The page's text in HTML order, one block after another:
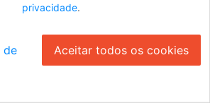
privacidade.
de
Aceitar todos os cookies